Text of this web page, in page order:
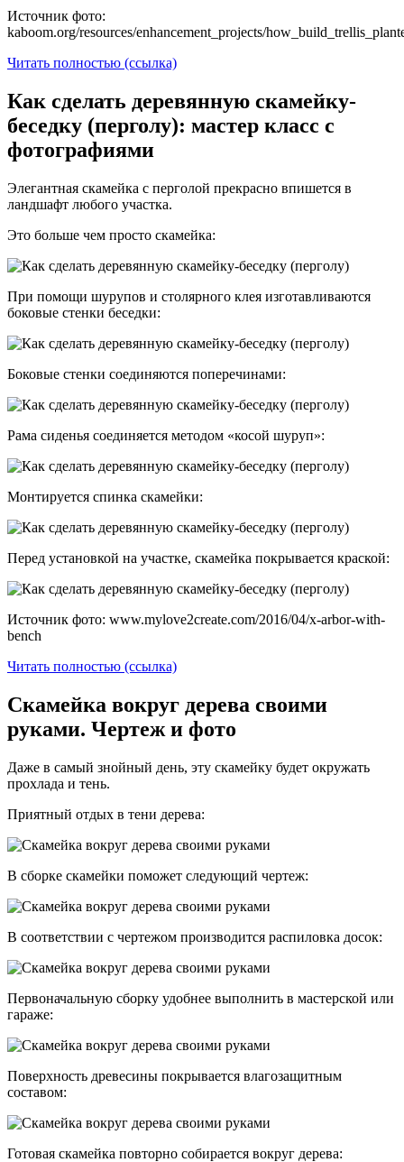
Источник фото:
kaboom.org/resources/enhancement_projects/
Читать полностью (ссылка)
Как сделать деревянную скамейку-
беседку (перголу): мастер класс с
фотографиями
Элегантная скамейка с перголой прекрасно впишется в
ландшафт любого участка.
Это больше чем просто скамейка:
При помощи шурупов и столярного клея изготавливаются
боковые стенки беседки:
Боковые стенки соединяются поперечинами:
Рама сиденья соединяется методом «косой шуруп»:
Монтируется спинка скамейки:
Перед установкой на участке, скамейка покрывается краской:
Источник фото: www.mylove2create.com/2016/04/x-arbor-with-
bench
Читать полностью (ссылка)
Скамейка вокруг дерева своими
руками. Чертеж и фото
Даже в самый знойный день, эту скамейку будет окружать
прохлада и тень.
Приятный отдых в тени дерева:
В сборке скамейки поможет следующий чертеж:
В соответствии с чертежом производится распиловка досок:
Первоначальную сборку удобнее выполнить в мастерской или
гараже:
Поверхность древесины покрывается влагозащитным
составом:
Готовая скамейка повторно собирается вокруг дерева: